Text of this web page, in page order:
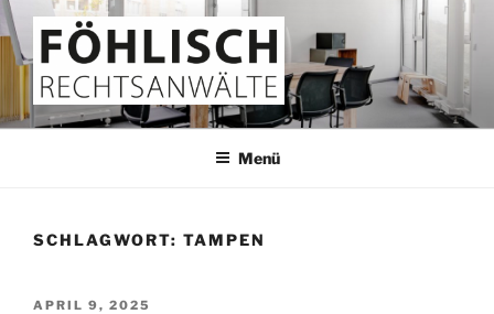
Zum
Inhalt
springen
FÖHLISCH
Rechtsanwälte
Menü
SCHLAGWORT: TAMPEN
VERÖFFENTLICHT
APRIL 9, 2025